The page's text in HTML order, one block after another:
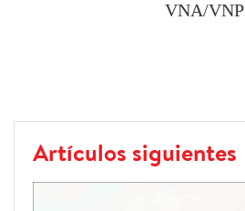
VNA/VNP
Artículos siguientes